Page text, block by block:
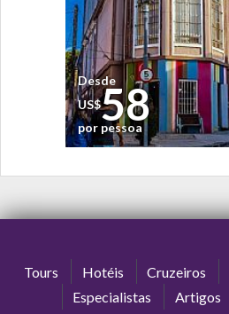
Desde
US$58
por pessoa
Tours Hotéis Cruzeiros
Especialistas
Artigos